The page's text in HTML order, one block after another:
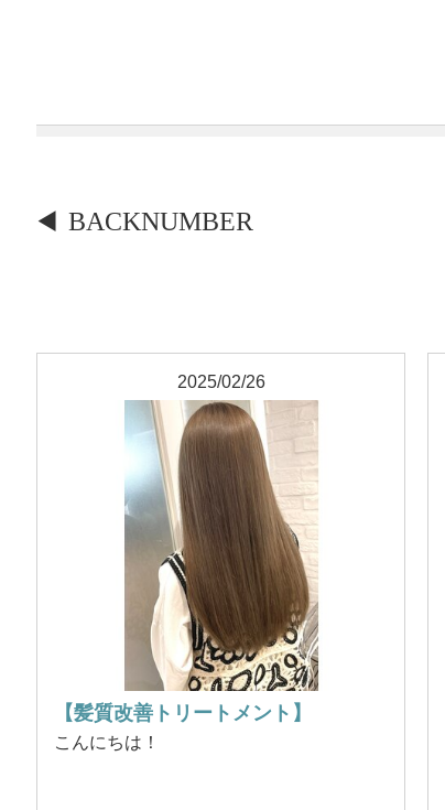
BACKNUMBER
2025/02/26
【髪質改善トリートメント】
こんにちは！